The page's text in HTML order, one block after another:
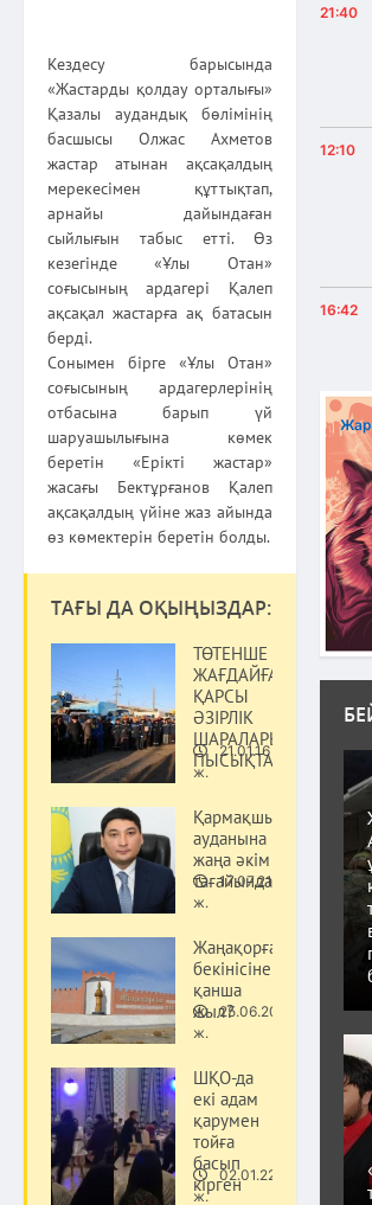
Кездесу барысында
«Жастарды қолдау орталығы»
Қазалы аудандық бөлімінің
басшысы Олжас Ахметов
жастар атынан ақсақалдың
мерекесімен құттықтап,
арнайы дайындаған
сыйлығын табыс етті. Өз
кезегінде «Ұлы Отан»
соғысының ардагері Қалеп
ақсақал жастарға ақ батасын
берді.
Сонымен бірге «Ұлы Отан»
соғысының ардагерлерінің
отбасына барып үй
шаруашылығына көмек
беретін «Ерікті жастар»
жасағы Бектұрғанов Қалеп
ақсақалдың үйіне жаз айында
өз көмектерін беретін болды.
ТАҒЫ ДА ОҚЫҢЫЗДАР:
ТӨТЕНШЕ
ЖАҒДАЙҒА
ҚАРСЫ
ӘЗІРЛІК
ШАРАЛАРЫ
ПЫСЫҚТАЛДЫ
21.01.16
ж.
Қармақшы
ауданына
жаңа әкім
тағайындалды
17.07.21
ж.
Жаңақорған
бекінісіне
қанша
жыл?25.06.20
ж.
ШҚО-да
екі адам
қарумен
тойға
басып
кірген02.01.22
ж.
21:40
12:10
16:42